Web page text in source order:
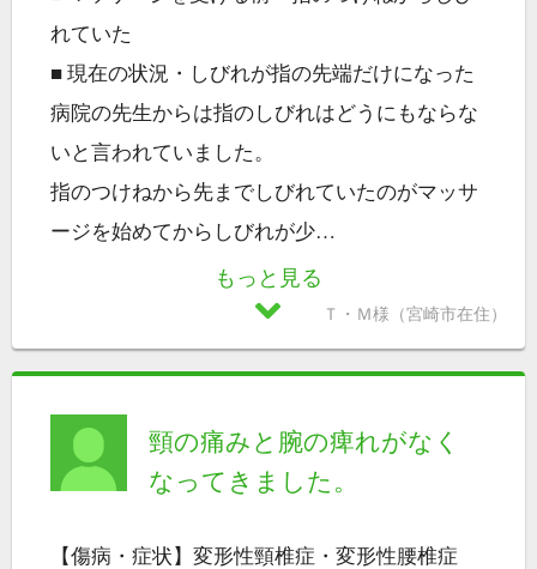
れていた
■ 現在の状況・しびれが指の先端だけになった
病院の先生からは指のしびれはどうにもならな
いと言われていました。
指のつけねから先までしびれていたのがマッサ
ージを始めてからしびれが少…
もっと見る
Ｔ・Ｍ様（宮崎市在住）
頸の痛みと腕の痺れがなく
なってきました。
【傷病・症状】変形性頸椎症・変形性腰椎症